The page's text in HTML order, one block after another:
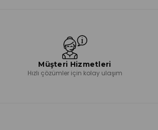
Müşteri Hizmetleri
Hızlı çözümler için kolay ulaşım